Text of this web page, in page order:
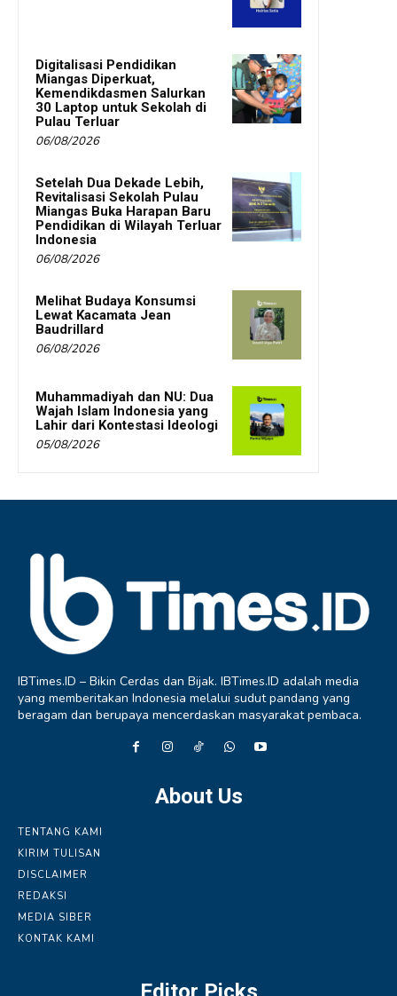
Digitalisasi Pendidikan
Miangas Diperkuat,
Kemendikdasmen Salurkan
30 Laptop untuk Sekolah di
Pulau Terluar
06/08/2026
Setelah Dua Dekade Lebih,
Revitalisasi Sekolah Pulau
Miangas Buka Harapan Baru
Pendidikan di Wilayah Terluar
Indonesia
06/08/2026
Melihat Budaya Konsumsi
Lewat Kacamata Jean
Baudrillard
06/08/2026
Muhammadiyah dan NU: Dua
Wajah Islam Indonesia yang
Lahir dari Kontestasi Ideologi
05/08/2026
IBTimes.ID – Bikin Cerdas dan Bijak. IBTimes.ID adalah media
yang memberitakan Indonesia melalui sudut pandang yang
beragam dan berupaya mencerdaskan masyarakat pembaca.
About Us
TENTANG KAMI
KIRIM TULISAN
DISCLAIMER
REDAKSI
MEDIA SIBER
KONTAK KAMI